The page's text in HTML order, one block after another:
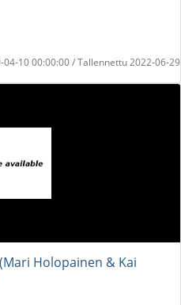
04-10 00:00:00 / Tallennettu 2022-06-29
Holopainen & Kai